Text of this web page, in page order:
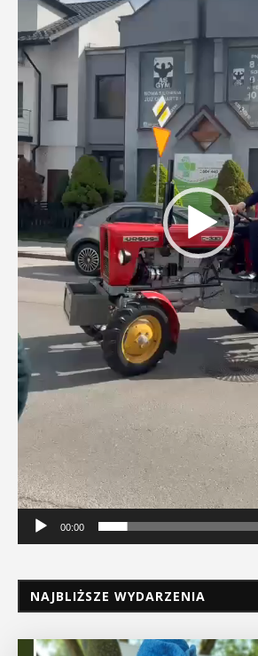
00:00
NAJBLIŻSZE WYDARZENIA